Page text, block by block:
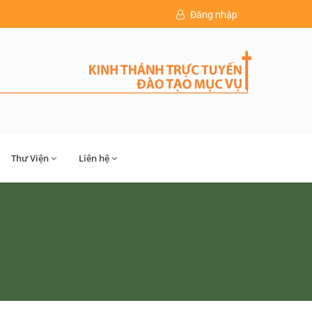
Đăng nhập
Thư Viện Liên hệ